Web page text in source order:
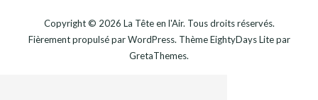
Copyright © 2026 La Tête en l'Air. Tous droits réservés.
Fièrement propulsé parWordPress. ThèmeEightyDays Litepar
GretaThemes.